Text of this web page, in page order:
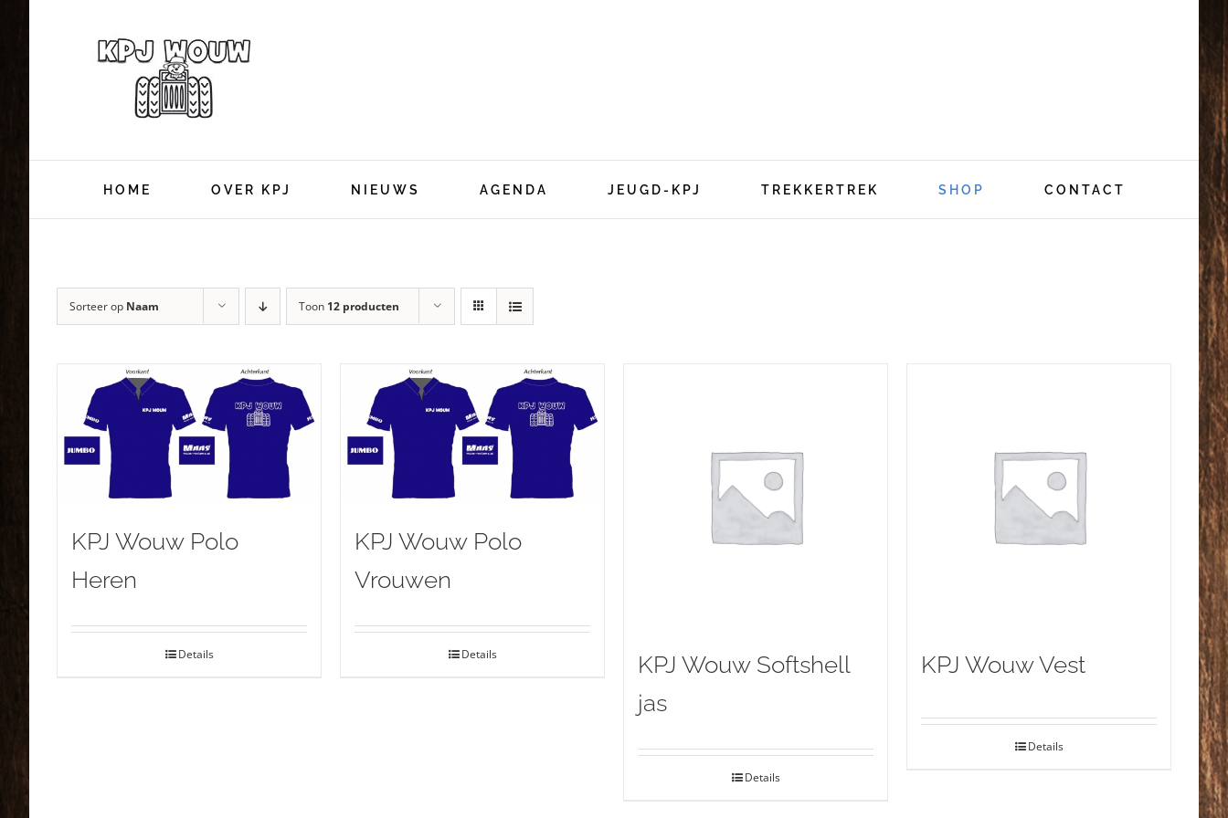
HOME OVER KPJ NIEUWS AGENDA JEUGD-KPJ TREKKERTREK SHOP CONTACT
Sorteer op Naam Toon 12 producten
KPJ Wouw Polo
Heren
Details
KPJ Wouw Polo
Vrouwen
Details
KPJ Wouw Softshell
jas
Details
KPJ Wouw Vest
Details